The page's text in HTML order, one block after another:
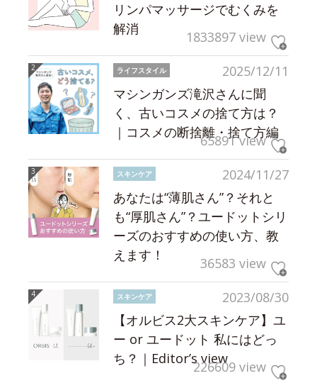
リンパマッサージでむくみを
解消
1833897 view
2025/12/11
ライフスタイル
マシンガンズ滝沢さんに聞
く、古いコスメの捨て方は？
｜コスメの断捨離・捨て方編
65891 view
2024/11/27
スキンケア
あなたは“薄肌さん”？それと
も“厚肌さん”？ユードットシリ
ーズのおすすめの使い方、教
えます！
36583 view
2023/08/30
スキンケア
【オルビス2大スキンケア】ユ
ー or ユードット 私にはどっ
ち？｜Editor’s view226609 view